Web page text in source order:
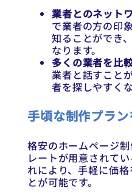
業者とのネット
で業者の方の印
知ることができ
なります。
多くの業者を比
業者と話すこと
者を探しやすく
手頃な制作プラ
格安のホームページ
レートが用意されて
れにより、手軽に価
とが可能です。